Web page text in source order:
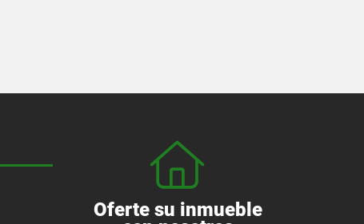
Oferte su inmueble